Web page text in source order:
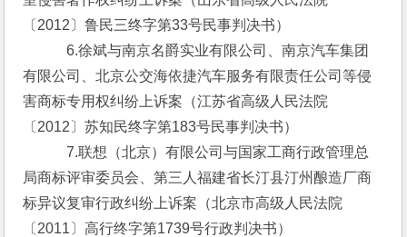
〔2012〕鲁民三终字第33号民事判决书）
6.徐斌与南京名爵实业有限公司、南京汽车集团
有限公司、北京公交海依捷汽车服务有限责任公司等侵
害商标专用权纠纷上诉案（江苏省高级人民法院
〔2012〕苏知民终字第183号民事判决书）
7.联想（北京）有限公司与国家工商行政管理总
局商标评审委员会、第三人福建省长汀县汀州酿造厂商
标异议复审行政纠纷上诉案（北京市高级人民法院
〔2011〕高行终字第1739号行政判决书）